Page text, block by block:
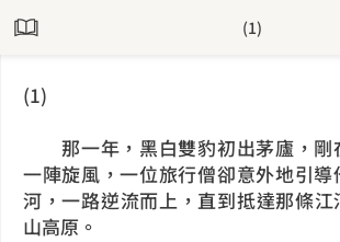
(1)
(1)
那一年，黑白雙豹初出茅廬，剛
一陣旋風，一位旅行僧卻意外地引
河，一路逆流而上，直到抵達那條
山高原。